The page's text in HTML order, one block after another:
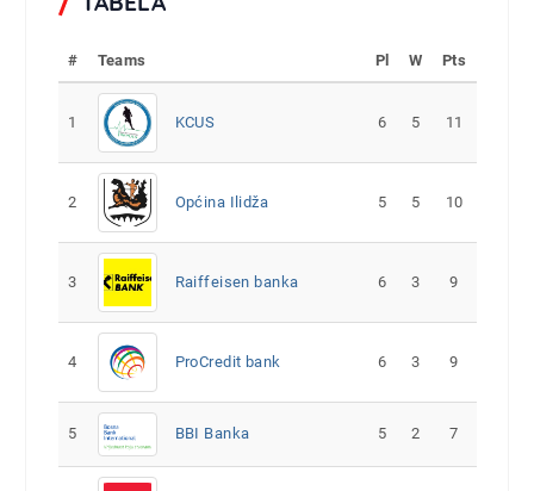
# Teams Pl W Pts
1 KCUS 6 5 11
2 Općina Ilidža 5 5 10
3 Raiffeisen banka 6 3 9
4 ProCredit bank 6 3 9
5 BBI Banka 5 2 7